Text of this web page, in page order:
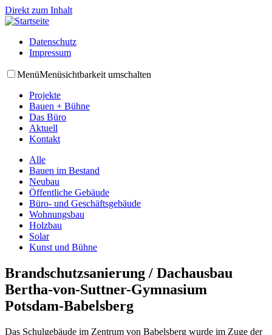
Direkt zum Inhalt
Datenschutz
Impressum
MenüMenüsichtbarkeit umschalten
Projekte
Bauen + Bühne
Das Büro
Aktuell
Kontakt
Alle
Bauen im Bestand
Neubau
Öffentliche Gebäude
Büro- und Geschäftsgebäude
Wohnungsbau
Holzbau
Solar
Kunst und Bühne
Brandschutzsanierung / Dachausbau
Bertha-von-Suttner-Gymnasium
Potsdam-Babelsberg
Das Schulgebäude im Zentrum von Babelsberg wurde im Zuge der